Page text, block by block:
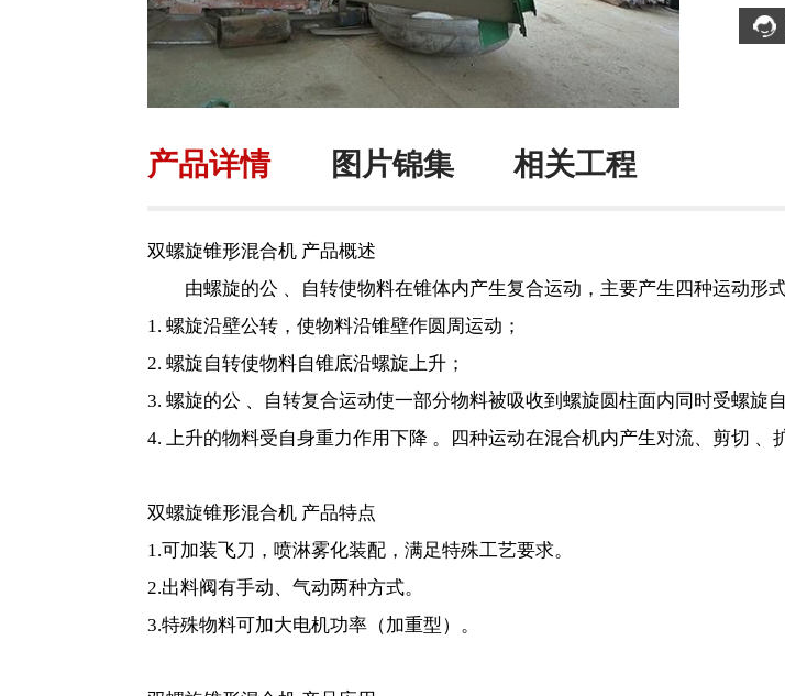
产品详情 图片锦集 相关工程
双螺旋锥形混合机 产品概述
由螺旋的公 、自转使物料在锥体内产生复合运动，主要产生四种运动形式
1. 螺旋沿壁公转，使物料沿锥壁作圆周运动；
2. 螺旋自转使物料自锥底沿螺旋上升；
3. 螺旋的公 、自转复合运动使一部分物料被吸收到螺旋圆柱面内同时受螺旋
4. 上升的物料受自身重力作用下降 。四种运动在混合机内产生对流、剪切 、
双螺旋锥形混合机 产品特点
1.可加装飞刀，喷淋雾化装配，满足特殊工艺要求。
2.出料阀有手动、气动两种方式。
3.特殊物料可加大电机功率（加重型）。